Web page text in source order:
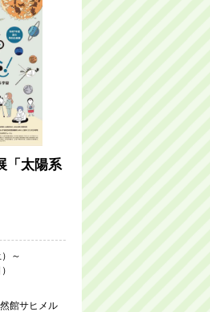
「太陽系
～
館サヒメル